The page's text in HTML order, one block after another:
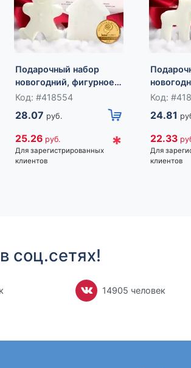
Подарочный набор
новогодний, фигурное
мыло, фигурная свеча,
Код: #418554
28.07 руб.
25.26 руб.
Для зарегистрированных
клиентов
*
свеча
Код:
24.81
22.33
Для
клиентов
соц.сетях!
14905 человек